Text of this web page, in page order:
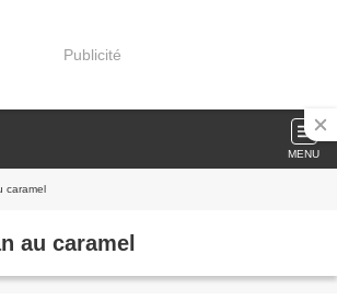
Publicité
MENU
caramel
au caramel